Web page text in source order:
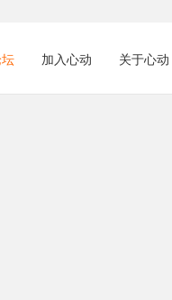
加入心动 关于心动